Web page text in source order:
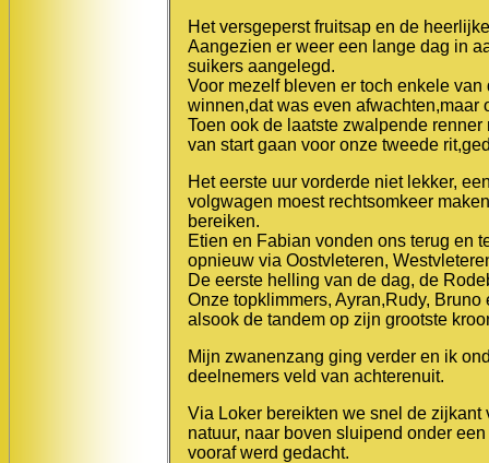
Het versgeperst fruitsap en de
Aangezien er weer een lange dag in
suikers aangelegd.
Voor mezelf bleven er toch enkele
winnen,dat was even afwachten,maar
Toen ook de laatste zwalpende
van start gaan voor onze tweede
Het eerste uur vorderde niet lekker,
volgwagen moest rechtsomkeer
bereiken.
Etien en Fabian vonden ons terug en
opnieuw via Oostvleteren,
De eerste helling van de dag, de
Onze topklimmers, Ayran,Rudy,
alsook de tandem op zijn grootste
Mijn zwanenzang ging verder en ik
deelnemers veld van achterenuit.
Via Loker bereikten we snel de
natuur, naar boven sluipend onder
vooraf werd gedacht.